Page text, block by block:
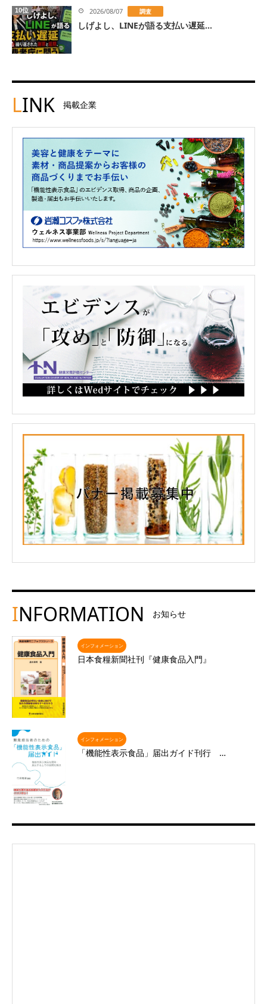
10位 2026/08/07 調査
しげよし、LINEが語る支払い遅延...
LINK 掲載企業
INFORMATION お知らせ
インフォメーション
日本食糧新聞社刊『健康食品入門』
インフォメーション
「機能性表示食品」届出ガイド刊行 …